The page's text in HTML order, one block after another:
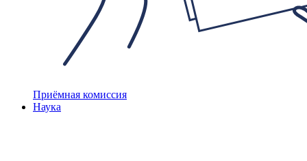
Приёмная комиссия
Наука